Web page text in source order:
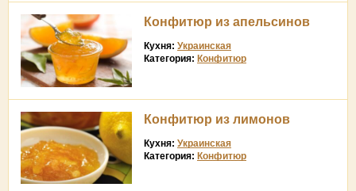
Конфитюр из апельсинов
Кухня: Украинская
Категория: Конфитюр
Конфитюр из лимонов
Кухня: Украинская
Категория: Конфитюр